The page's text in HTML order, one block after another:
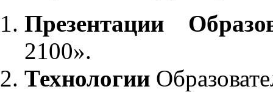
Презентации
2100».
Технологии